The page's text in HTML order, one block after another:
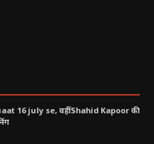
16 july se, वहीं Shahid Kapoor की